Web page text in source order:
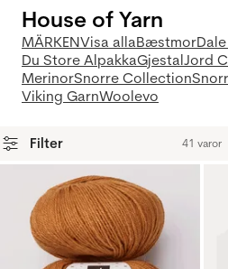
House of Yarn
MÄRKENVisa allaBæstmor
Du Store AlpakkaGjestalJord
MerinorSnorre Collection
Viking GarnWoolevo
Filter 41 varor